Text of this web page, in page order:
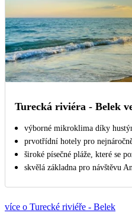
Turecká riviéra - Belek
výborné mikroklima díky
prvotřídní hotely pro
široké písečné pláže, které se
skvělá základna pro návštěvu
více o Turecké riviéře - Belek